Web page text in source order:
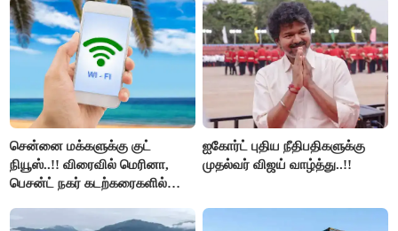
அரங்கேற்றுகிறார் முதலமைச்சர் -
திமுக ஐடி விங்..!!
சென்னை மக்களுக்கு குட்
நியூஸ்..!! விரைவில் மெரினா,
பெசன்ட் நகர் கடற்கரைகளில்
ஐகோர்ட் புதிய நீதிபதிகளுக்கு
முதல்வர் விஜய் வாழ்த்து..!!